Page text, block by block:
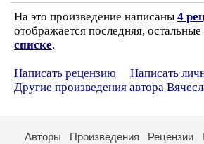
На это произведение написаны 4
отображается последняя, остальные
списке.
Написать рецензию
Написать
Другие произведения автора
Авторы Произведения Рецензии